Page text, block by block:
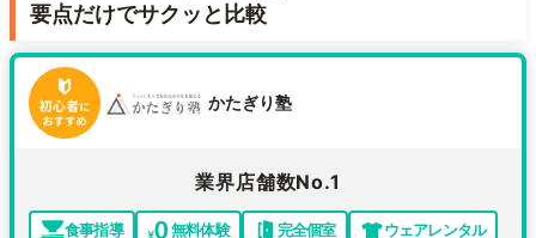
要点だけでサクッと比較
かたぎり塾
業界店舗数No.1
食事指導 無料体験 完全個室
ウェアレンタル